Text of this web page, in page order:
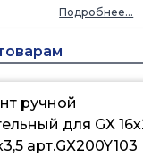
системах
системы GX
Система
Подробнее...
ручной
для GX
арт.GX200Y103